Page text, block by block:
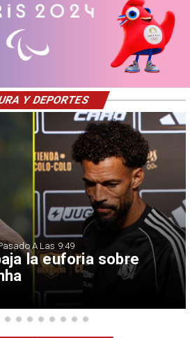
la euforia sobre
A Las 9:49
Y DEPORTES